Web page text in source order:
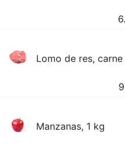
Lomo de res,
Manzanas, 1 kg